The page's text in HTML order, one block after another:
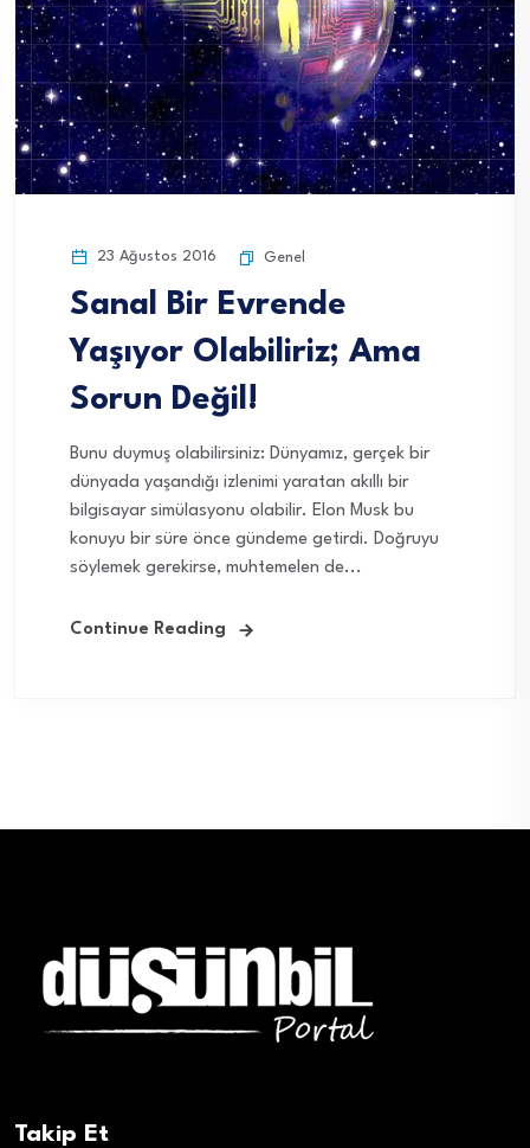
23 Ağustos 2016 Genel
Sanal Bir Evrende
Yaşıyor Olabiliriz; Ama
Sorun Değil!
Bunu duymuş olabilirsiniz: Dünyamız, gerçek bir
dünyada yaşandığı izlenimi yaratan akıllı bir
bilgisayar simülasyonu olabilir. Elon Musk bu
konuyu bir süre önce gündeme getirdi. Doğruyu
söylemek gerekirse, muhtemelen de...
Continue Reading
Takip Et